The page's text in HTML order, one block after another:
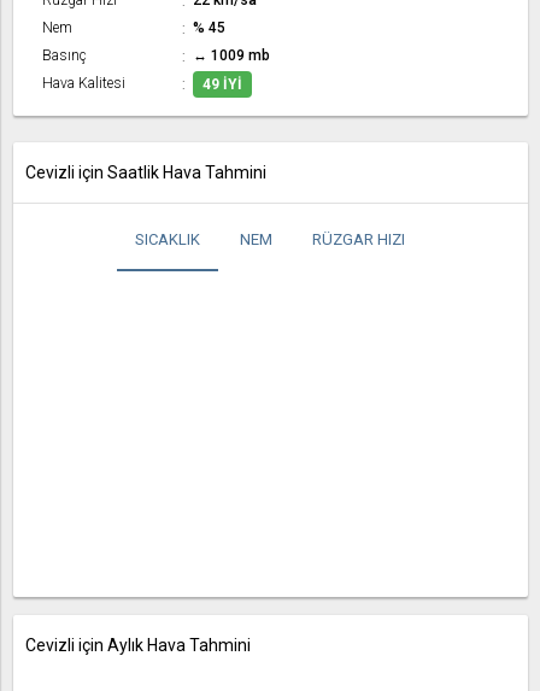
Nem
% 45
Basınç
↔ 1009 mb
Hava Kalitesi
49 İYI
Cevizli için Saatlik Hava Tahmini
SICAKLIK NEM RÜZGAR HIZI
Cevizli için Aylık Hava Tahmini